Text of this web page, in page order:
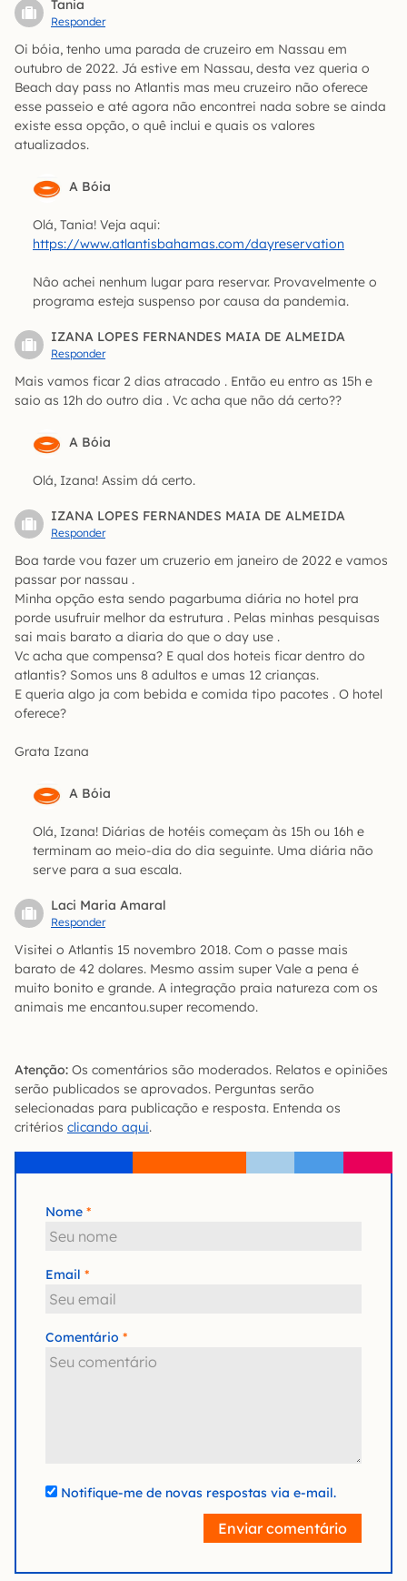
Tania
Responder
Oi bóia, tenho uma parada de cruzeiro em Nassau em
outubro de 2022. Já estive em Nassau, desta vez queria o
Beach day pass no Atlantis mas meu cruzeiro não oferece
esse passeio e até agora não encontrei nada sobre se ainda
existe essa opção, o quê inclui e quais os valores
atualizados.
A Bóia
Olá, Tania! Veja aqui:
https://www.atlantisbahamas.com/dayreservation
Nâo achei nenhum lugar para reservar. Provavelmente o
programa esteja suspenso por causa da pandemia.
IZANA LOPES FERNANDES MAIA DE ALMEIDA
Responder
Mais vamos ficar 2 dias atracado . Então eu entro as 15h e
saio as 12h do outro dia . Vc acha que não dá certo??
A Bóia
Olá, Izana! Assim dá certo.
IZANA LOPES FERNANDES MAIA DE ALMEIDA
Responder
Boa tarde vou fazer um cruzerio em janeiro de 2022 e vamos
passar por nassau .
Minha opção esta sendo pagarbuma diária no hotel pra
porde usufruir melhor da estrutura . Pelas minhas pesquisas
sai mais barato a diaria do que o day use .
Vc acha que compensa? E qual dos hoteis ficar dentro do
atlantis? Somos uns 8 adultos e umas 12 crianças.
E queria algo ja com bebida e comida tipo pacotes . O hotel
oferece?
Grata Izana
A Bóia
Olá, Izana! Diárias de hotéis começam às 15h ou 16h e
terminam ao meio-dia do dia seguinte. Uma diária não
serve para a sua escala.
Laci Maria Amaral
Responder
Visitei o Atlantis 15 novembro 2018. Com o passe mais
barato de 42 dolares. Mesmo assim super Vale a pena é
muito bonito e grande. A integração praia natureza com os
animais me encantou.super recomendo.
Atenção: Os comentários são moderados. Relatos e opiniões
serão publicados se aprovados. Perguntas serão
selecionadas para publicação e resposta. Entenda os
critérios clicando aqui.
Nome
Email
Comentário
Notifique-me de novas respostas via e-mail.
Enviar comentário